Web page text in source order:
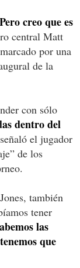
creo que es
central Matt
por una
de la
con sólo
dentro del
el jugador
de los
también
tener
las
que